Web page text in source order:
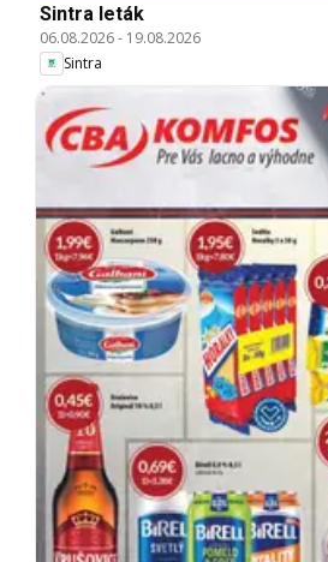
Sintra leták
06.08.2026- 19.08.2026
Sintra